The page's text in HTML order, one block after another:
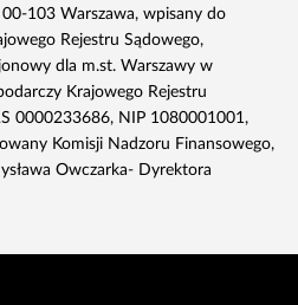
103 Warszawa, wpisany do
Rejestru Sądowego,
dla m.st. Warszawy w
Krajowego Rejestru
0000233686, NIP 1080001001,
Komisji Nadzoru Finansowego,
Owczarka- Dyrektora